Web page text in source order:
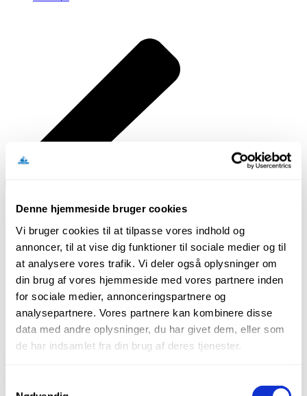
Denne hjemmeside bruger cookies
Vi bruger cookies til at tilpasse vores indhold og
annoncer, til at vise dig funktioner til sociale medier og til
at analysere vores trafik. Vi deler også oplysninger om
din brug af vores hjemmeside med vores partnere inden
for sociale medier, annonceringspartnere og
analysepartnere. Vores partnere kan kombinere disse
data med andre oplysninger, du har givet dem, eller som
de har indsamlet fra din brug af deres tjenester.